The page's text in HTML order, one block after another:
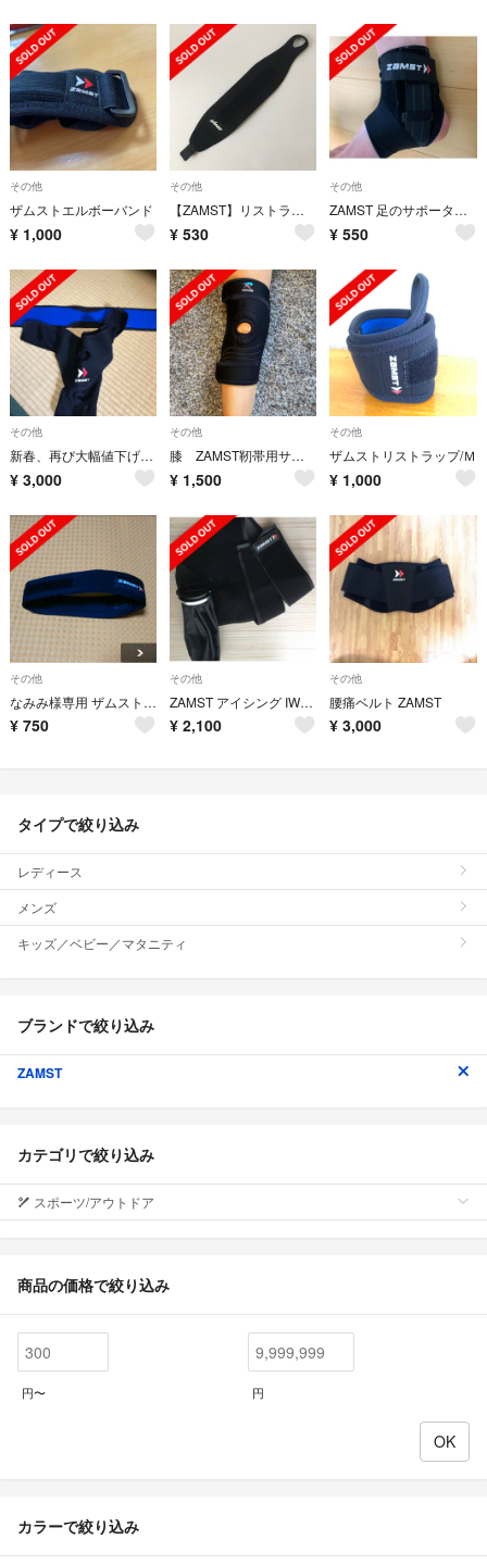
その他
ザムストエルボーバンド
¥ 1,000
その他
【ZAMST】リストラップ 手首用サポーター 左右兼用 Lサイズ
¥ 530
その他
ZAMST 足のサポーター 即購入ok
¥ 550
その他
新春、再び大幅値下げ！ザムストショルダーサポーター
¥ 3,000
その他
膝 ZAMST靭帯用サポーター
¥ 1,500
その他
ザムストリストラップ/Ｍ
¥ 1,000
その他
なみみ様専用 ザムスト JKバンド Mサイズ
¥ 750
その他
ZAMST アイシング IW-1、アイスバック X-united セット
¥ 2,100
その他
腰痛ベルト ZAMST
¥ 3,000
タイプで絞り込み
レディース
メンズ
キッズ／ベビー／マタニティ
ブランドで絞り込み
ZAMST
カテゴリで絞り込み
スポーツ/アウトドア
商品の価格で絞り込み
円〜 円
カラーで絞り込み